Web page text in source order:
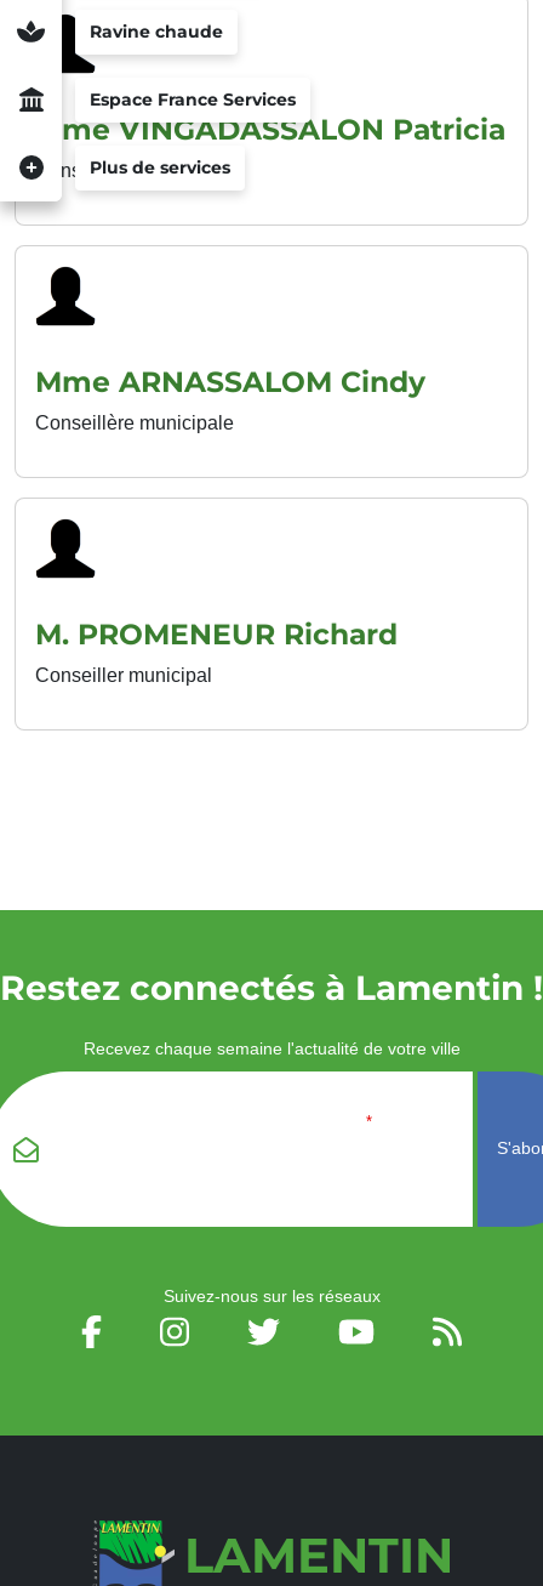
Ravine chaude
Espace France Services
Plus de services
Mme VINGADASSALON Patricia
Conseillère municipale
Mme ARNASSALOM Cindy
Conseillère municipale
M. PROMENEUR Richard
Conseiller municipal
LAMENTIN
Restez connectés à Lamentin !
Recevez chaque semaine l'actualité de votre ville
*
Suivez-nous sur les réseaux